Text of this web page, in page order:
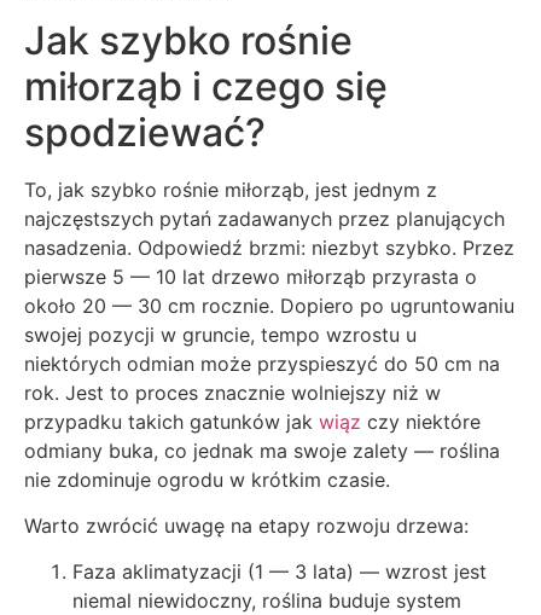
Jak szybko rośnie
miłorząb i czego się
spodziewać?
To, jak szybko rośnie miłorząb, jest jednym z
najczęstszych pytań zadawanych przez planujących
nasadzenia. Odpowiedź brzmi: niezbyt szybko. Przez
pierwsze 5 — 10 lat drzewo miłorząb przyrasta o
około 20 — 30 cm rocznie. Dopiero po ugruntowaniu
swojej pozycji w gruncie, tempo wzrostu u
niektórych odmian może przyspieszyć do 50 cm na
rok. Jest to proces znacznie wolniejszy niż w
przypadku takich gatunków jak wiąz czy niektóre
odmiany buka, co jednak ma swoje zalety — roślina
nie zdominuje ogrodu w krótkim czasie.
Warto zwrócić uwagę na etapy rozwoju drzewa:
Faza aklimatyzacji (1 — 3 lata) — wzrost jest
niemal niewidoczny, roślina buduje system